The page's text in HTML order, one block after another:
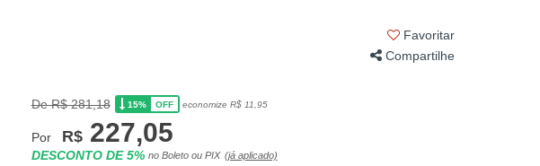
Favoritar
Compartilhe
De R$ 281,18 15% OFF economize R$ 11,95
Por R$ 227,05
DESCONTO DE 5% no Boleto ou PIX (já aplicado)